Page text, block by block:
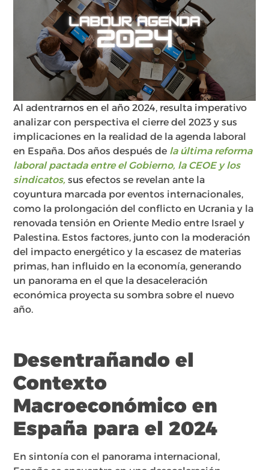
Al adentrarnos en el año 2024, resulta imperativo
analizar con perspectiva el cierre del 2023 y sus
implicaciones en la realidad de la agenda laboral
en España. Dos años después de la última reforma
laboral pactada entre el Gobierno, la CEOE y los
sindicatos, sus efectos se revelan ante la
coyuntura marcada por eventos internacionales,
como la prolongación del conflicto en Ucrania y la
renovada tensión en Oriente Medio entre Israel y
Palestina. Estos factores, junto con la moderación
del impacto energético y la escasez de materias
primas, han influido en la economía, generando
un panorama en el que la desaceleración
económica proyecta su sombra sobre el nuevo
año.
Desentrañando el
Contexto
Macroeconómico en
España para el 2024
En sintonía con el panorama internacional,